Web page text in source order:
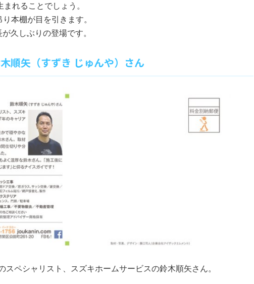
れることでしょう。
本棚が目を引きます。
久しぶりの登場です。
順矢（すずき じゅんや）さん
ペシャリスト、スズキホームサービスの鈴木順矢さん。